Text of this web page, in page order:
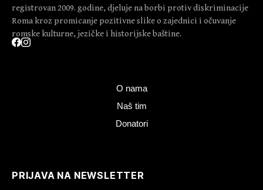
registrovan 2009. godine, djeluje na borbi protiv diskriminacije
Roma kroz promicanje pozitivne slike o zajednici i očuvanje
romske kulturne, jezičke i historijske baštine.
O nama
Naš tim
Donatori
PRIJAVA NA NEWSLETTER